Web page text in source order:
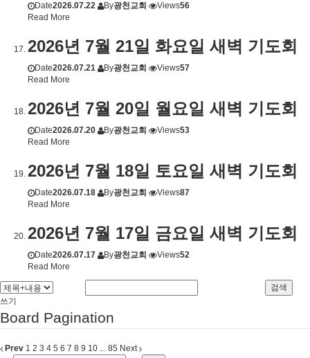
Date2026.07.22 By광천교회 Views56
Read More
2026년 7월 21일 화요일 새벽 기도회
Date2026.07.21 By광천교회 Views57
Read More
2026년 7월 20일 월요일 새벽 기도회
Date2026.07.20 By광천교회 Views53
Read More
2026년 7월 18일 토요일 새벽 기도회
Date2026.07.18 By광천교회 Views87
Read More
2026년 7월 17일 금요일 새벽 기도회
Date2026.07.17 By광천교회 Views52
Read More
검색
쓰기
Board Pagination
Prev 1 2 3 4 5 6 7 8 9 10 ... 85 Next